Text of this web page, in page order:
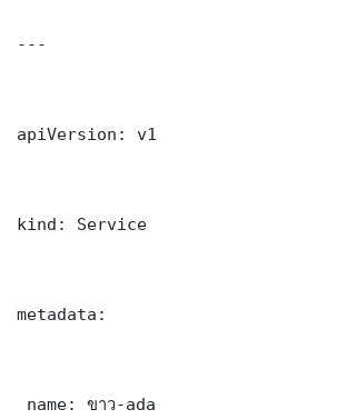
---
apiVersion: v1
kind: Service
metadata:
name: ขาว-ada